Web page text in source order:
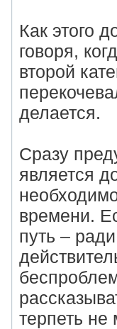
Как этого
говоря,
второй
делается.
Сразу
является
времени.
путь –
терпеть